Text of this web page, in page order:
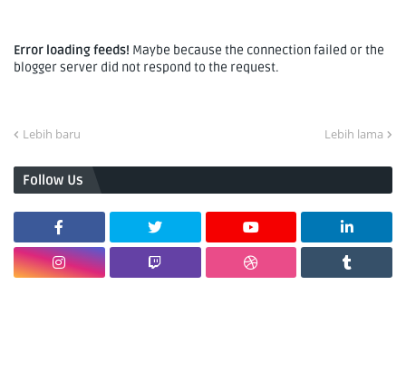
Error loading feeds! Maybe because the connection failed or the
blogger server did not respond to the request.
Lebih baru Lebih lama
Follow Us